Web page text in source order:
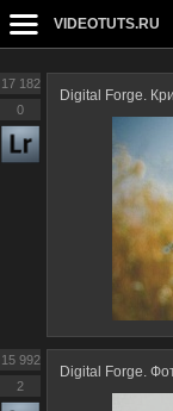
VIDEOTUTS.RU
Digital Forge.
17 182
0
Digital Forge.
15 992
2